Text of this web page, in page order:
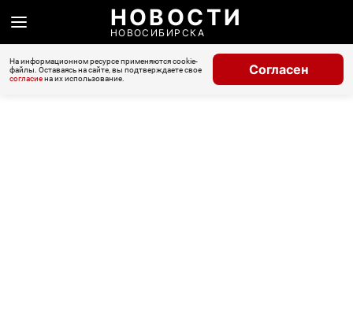
НОВОСТИ
НОВОСИБИРСКА
На информационном ресурсе применяются cookie-
файлы. Оставаясь на сайте, вы подтверждаете свое
согласиена их использование.
Согласен